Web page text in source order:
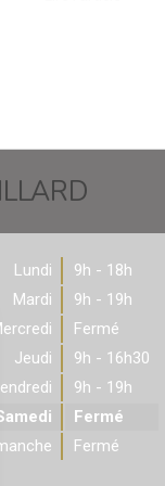
Lundi
9h - 18h
Mardi
9h - 19h
Fermé
Jeudi
9h - 16h30
9h - 19h
Fermé
Fermé